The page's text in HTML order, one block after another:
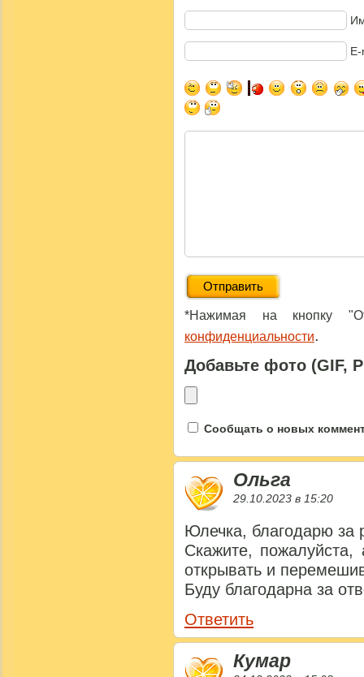
*Нажимая на кнопку
конфиденциальности.
Добавьте фото (GIF,
Сообщать о новых
Ольга
29.10.2023 в 15:20
Юлечка, благодарю за
Скажите, пожалуйста,
открывать и
Буду благодарна за
Ответить
Кумар